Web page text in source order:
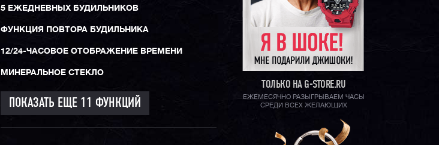
5 ЕЖЕДНЕВНЫХ БУДИЛЬНИКОВ
ФУНКЦИЯ ПОВТОРА БУДИЛЬНИКА
12/24-ЧАСОВОЕ ОТОБРАЖЕНИЕ ВРЕМЕНИ
МИНЕРАЛЬНОЕ СТЕКЛО
ТОЛЬКО НА G-STORE.RU
ЕЖЕМЕСЯЧНО РАЗЫГРЫВАЕМ ЧАСЫ
СРЕДИ ВСЕХ ЖЕЛАЮЩИХ